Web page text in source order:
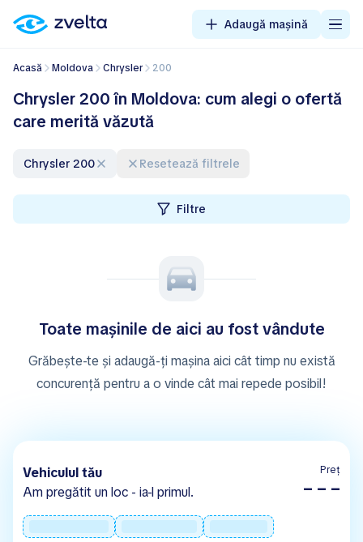
Adaugă mașină
Acasă Moldova Chrysler 200
Chrysler 200 în Moldova: cum alegi o ofertă
care merită văzută
Chrysler 200 Resetează filtrele
Filtre
Toate mașinile de aici au fost vândute
Grăbește-te și adaugă-ți mașina aici cât timp nu există
concurență pentru a o vinde cât mai repede posibil!
Vehiculul tău
Am pregătit un loc - ia-l primul.
Preț
– – –